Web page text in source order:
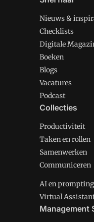
Nieuws &
Checklists
Digitale
Boeken
Blogs
Vacatures
Podcast
Collecties
Productiviteit
Taken en rollen
Samenwerken
Communiceren
AI en prompting
Virtual
Management